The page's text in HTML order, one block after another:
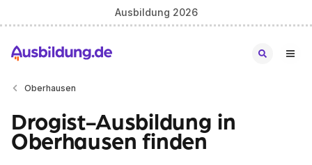
Ausbildung 2026
Oberhausen
Drogist-Ausbildung in
Oberhausen finden